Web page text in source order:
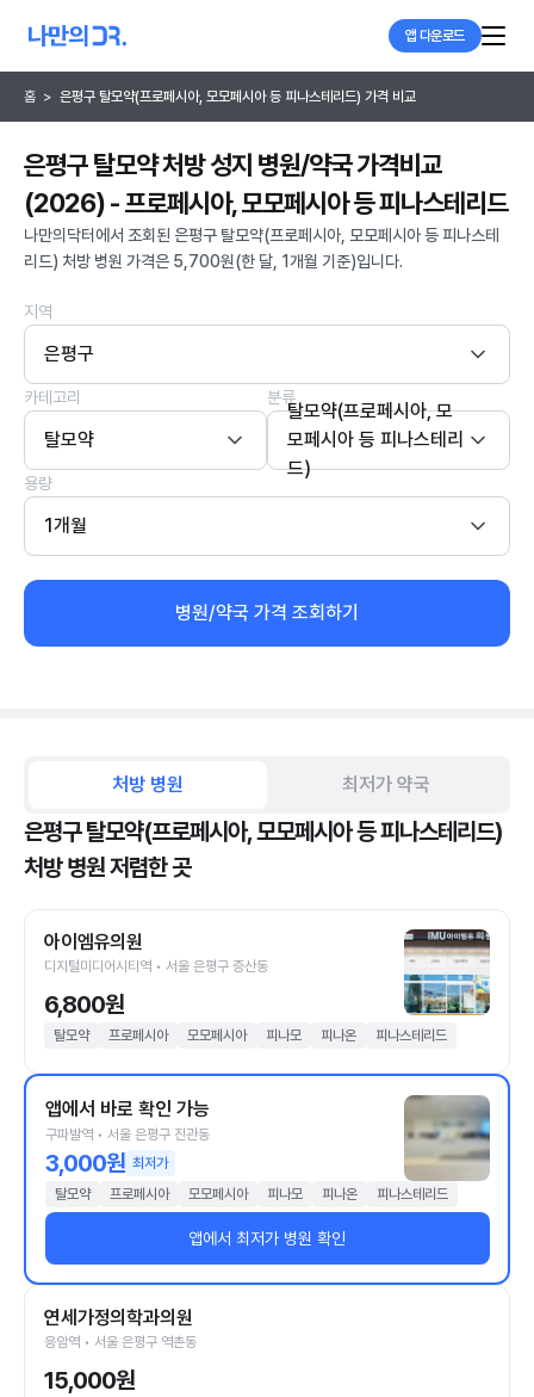
앱 다운로드
홈 > 은평구 탈모약(프로페시아, 모모페시아 등 피나스테리드) 가격 비교
은평구 탈모약 처방 성지 병원/약국 가격비교
(2026) - 프로페시아, 모모페시아 등 피나스테리드
나만의닥터에서 조회된 은평구 탈모약(프로페시아, 모모페시아 등 피나스테
리드) 처방 병원 가격은 5,700원(한 달, 1개월 기준)입니다.
지역
은평구
카테고리
탈모약
분류
탈모약(프로페시아, 모
모페시아 등 피나스테리
드)
용량
1개월
병원/약국 가격 조회하기
처방 병원 최저가 약국
은평구 탈모약(프로페시아, 모모페시아 등 피나스테리드)
처방 병원 저렴한 곳
아이엠유의원
디지털미디어시티역 • 서울 은평구 증산동
6,800원
탈모약 프로페시아 모모페시아 피나모 피나온 피나스테리드
앱에서 바로 확인 가능
구파발역 • 서울 은평구 진관동
3,000원 최저가
탈모약
프로페시아 모모페시아 피나모 피나온 피나스테리드
앱에서 최저가 병원 확인
연세가정의학과의원
응암역 • 서울 은평구 역촌동
15,000원